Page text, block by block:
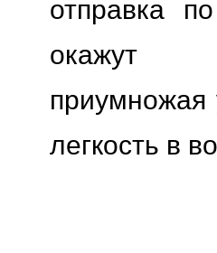
отправка по
окажут
приумножая
легкость в